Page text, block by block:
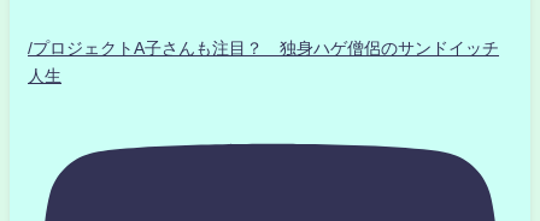
/プロジェクトA子さんも注目？ 独身ハゲ僧侶のサンドイッチ
人生